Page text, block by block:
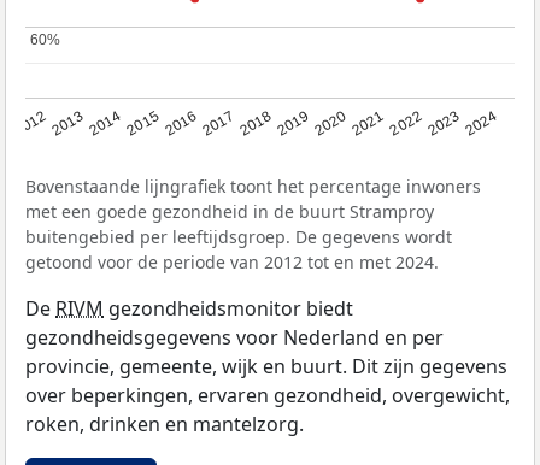
201220132014201520162017 20182019 20202021202220232024
60%
60%
Bovenstaande lijngrafiek toont het percentage inwoners
met een goede gezondheid in de buurt Stramproy
buitengebied per leeftijdsgroep. De gegevens wordt
getoond voor de periode van 2012 tot en met 2024.
De RIVM gezondheidsmonitor biedt
gezondheidsgegevens voor Nederland en per
provincie, gemeente, wijk en buurt. Dit zijn gegevens
over beperkingen, ervaren gezondheid, overgewicht,
roken, drinken en mantelzorg.